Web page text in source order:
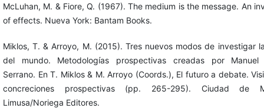
McLuhan, M. & Fiore, Q. (1967). The medium is the message. An
of effects. Nueva York: Bantam Books.
Miklos, T. & Arroyo, M. (2015). Tres nuevos modos de investigar
del mundo. Metodologías prospectivas creadas por Manuel
Serrano. En T. Miklos & M. Arroyo (Coords.), El futuro a debate.
concreciones prospectivas (pp. 265-295). Ciudad de
Limusa/Noriega Editores.